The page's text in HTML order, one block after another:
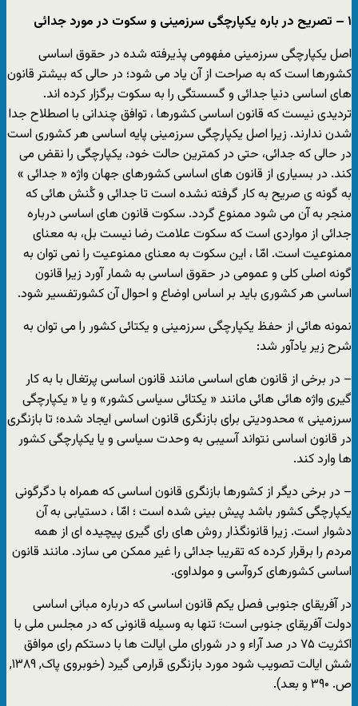
۱ – تصریح در باره یکپارچگی سرزمینی و سکوت در مورد جدائی
اصل یکپارچگی سرزمینی مفهومی پذیرفته شده در حقوق اساسی
کشورها است که به صراحت از آن یاد می شود؛ در حالی که بیشتر قانون
های اساسی دنیا جدائی و گسستگی را به سکوت برگزار کرده اند.
تردیدی نیست که قانون اساسی کشورها ، توافق چندانی با اصطلاح جدا
شدن ندارند. زیرا اصل یکپارچگی سرزمینی پایه اساسی هر کشوری است
در حالی که جدائی، حتی در کمترین حالت خود، یکپارچگی را نقض می
کند. در بسیاری از قانون های اساسی کشورهای جهان واژه « جدائی »
به گونه ی صریح به کار گرفته نشده است تا جدائی و کُنش هائی که
منجر به آن می شود ممنوع گردد. سکوت قانون های اساسی درباره
جدائی از مواردی است که سکوت علامت رضا نیست بل، به معنای
ممنوعیت است. امّا ، این سکوت به معنای ممنوعیت را نمی توان به
گونه اصلی کلی و عمومی در حقوق اساسی به شمار آورد زیرا قانون
اساسی هر کشوری باید بر اساس اوضاع و احوال آن کشورتفسیر شود.
نمونه هائی از حفظ یکپارچگی سرزمینی و یکتائی کشور را می توان به
شرح زیر یادآور شد:
– در برخی از قانون های اساسی مانند قانون اساسی پرتغال با به کار
گیری واژه هائی هائی مانند « یکتائی سیاسی کشور» و یا « یکپارچگی
سرزمینی » محدودیتی برای بازنگری قانون اساسی ایجاد شده؛ تا بازنگری
در قانون اساسی نتواند آسیبی به وحدت سیاسی و یا یکپارچگی کشور
ها وارد کند.
– در برخی دیگر از کشورها بازنگری قانون اساسی که همراه با دگرگونی
یکپارچگی کشور باشد پیش بینی شده است ؛ امّا ، دستیابی به آن
دشوار است. زیرا قانونگذار روش های رای گیری پیچیده ای از همه
مردم را برقرار کرده که تقریبا جدائی را غیر ممکن می سازد. مانند قانون
اساسی کشورهای کروآسی و مولداوی.
در آفریقای جنوبی فصل یکم قانون اساسی که درباره مبانی اساسی
دولت آفریقای جنوبی است؛ تنها به وسیله قانونی که در مجلس ملی با
اکثریت ۷۵ در صد آراء و در شورای ملی ایالت ها با دستکم رای موافق
شش ایالت تصویب شود مورد بازنگری قرارمی گیرد (خوبروی پاک, ۱۳۸۹,
ص. ۳۹۰ و بعد).